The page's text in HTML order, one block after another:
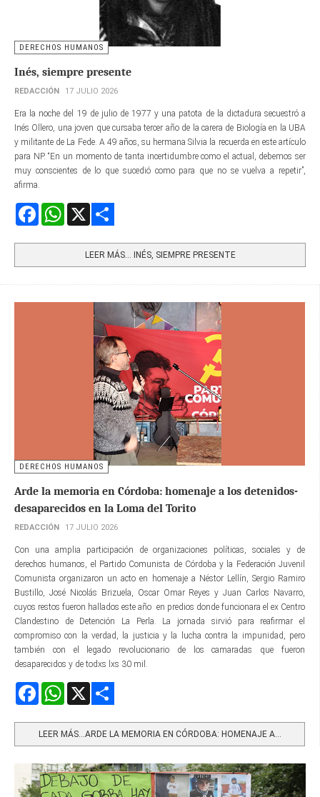
DERECHOS HUMANOS
Inés, siempre presente
REDACCIÓN 17 JULIO 2026
Era la noche del 19 de julio de 1977 y una patota de la dictadura secuestró a
Inés Ollero, una joven que cursaba tercer año de la carera de Biología en la UBA
y militante de La Fede. A 49 años, su hermana Silvia la recuerda en este artículo
para NP. “En un momento de tanta incertidumbre como el actual, debemos ser
muy conscientes de lo que sucedió como para que no se vuelva a repetir”,
afirma.
FacebookWhatsApp
LEER MÁS… INÉS, SIEMPRE PRESENTE
DERECHOS HUMANOS
Arde la memoria en Córdoba: homenaje a los detenidos-
desaparecidos en la Loma del Torito
REDACCIÓN 17 JULIO 2026
Con una amplia participación de organizaciones políticas, sociales y de
derechos humanos, el Partido Comunista de Córdoba y la Federación Juvenil
Comunista organizaron un acto en homenaje a Néstor Lellín, Sergio Ramiro
Bustillo, José Nicolás Brizuela, Oscar Omar Reyes y Juan Carlos Navarro,
cuyos restos fueron hallados este año en predios donde funcionara el ex Centro
Clandestino de Detención La Perla. La jornada sirvió para reafirmar el
compromiso con la verdad, la justicia y la lucha contra la impunidad, pero
también con el legado revolucionario de los camaradas que fueron
desaparecidos y de todxs lxs 30 mil.
FacebookWhatsApp
LEER MÁS…ARDE LA MEMORIA EN CÓRDOBA: HOMENAJE A...